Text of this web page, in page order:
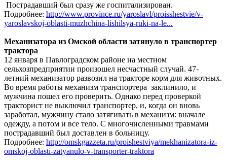
Пострадавший был сразу же госпитализирован.
Подробнее: http://www.province.ru/yaroslavl/proisshestvie/v-
yaroslavskoj-oblasti-muzhchina-lishilsya-ruki-na-le...
Механизатора из Омской области затянуло в транспортер
трактора
12 января в Павлоградском районе на местном
сельхозпредприятии произошел несчастный случай. 47-
летний механизатор развозил на тракторе корм для животных.
Во время работы механизм транспортера заклинило, и
мужчина пошел его проверить. Однако перед проверкой
тракторист не выключил транспортер, и, когда он вновь
заработал, мужчину стало затягивать в механизм: вначале
одежду, а потом и все тело. С многочисленными травмами
пострадавший был доставлен в больницу.
Подробнее: http://omskgazzeta.ru/proishestviya/mekhanizatora-iz-
omskoj-oblasti-zatyanulo-v-transporter-traktora